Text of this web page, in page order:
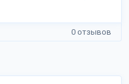
0 отзывов